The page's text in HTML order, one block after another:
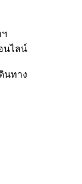
นไลน์
นทาง